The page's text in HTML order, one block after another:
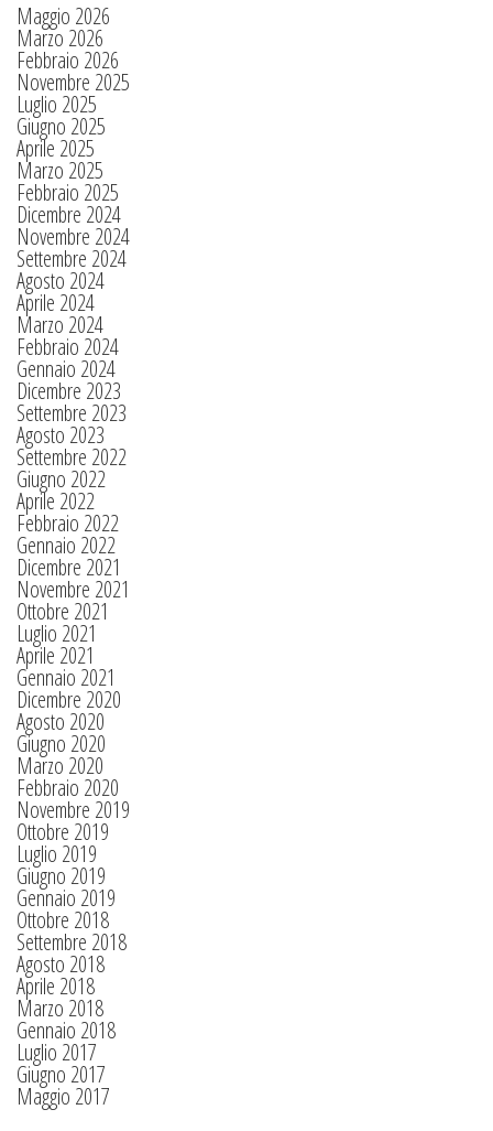
Maggio 2026
Marzo 2026
Febbraio 2026
Novembre 2025
Luglio 2025
Giugno 2025
Aprile 2025
Marzo 2025
Febbraio 2025
Dicembre 2024
Novembre 2024
Settembre 2024
Agosto 2024
Aprile 2024
Marzo 2024
Febbraio 2024
Gennaio 2024
Dicembre 2023
Settembre 2023
Agosto 2023
Settembre 2022
Giugno 2022
Aprile 2022
Febbraio 2022
Gennaio 2022
Dicembre 2021
Novembre 2021
Ottobre 2021
Luglio 2021
Aprile 2021
Gennaio 2021
Dicembre 2020
Agosto 2020
Giugno 2020
Marzo 2020
Febbraio 2020
Novembre 2019
Ottobre 2019
Luglio 2019
Giugno 2019
Gennaio 2019
Ottobre 2018
Settembre 2018
Agosto 2018
Aprile 2018
Marzo 2018
Gennaio 2018
Luglio 2017
Giugno 2017
Maggio 2017